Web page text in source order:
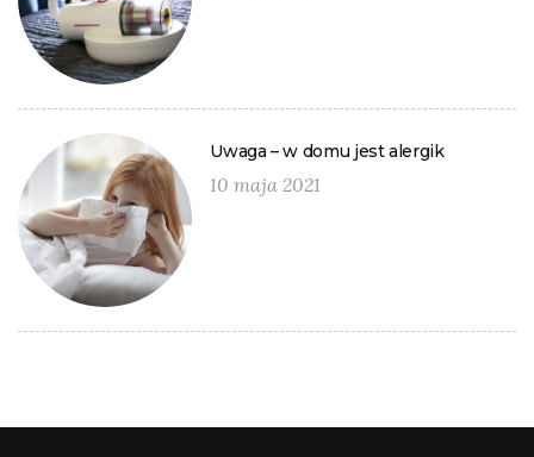
Uwaga – w domu jest alergik
10 maja 2021